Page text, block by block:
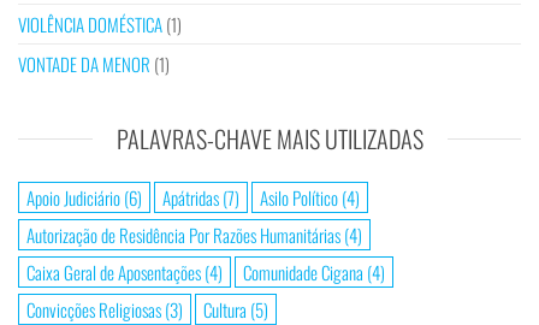
VIOLÊNCIA DOMÉSTICA(1)
VONTADE DA MENOR (1)
PALAVRAS-CHAVE MAIS UTILIZADAS
Apoio Judiciário(6) Apátridas(7) Asilo Político(4)
Autorização de Residência Por Razões Humanitárias(4)
Caixa Geral de Aposentações(4) Comunidade Cigana (4)
Convicções Religiosas(3) Cultura (5)